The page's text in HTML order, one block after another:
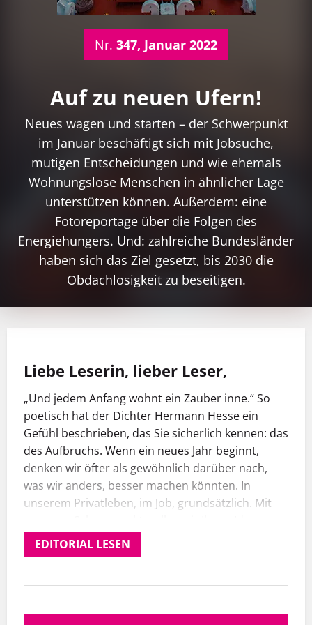
Nr. 347, Januar 2022
Auf zu neuen Ufern!
Neues wagen und starten – der Schwerpunkt
im Januar beschäftigt sich mit Jobsuche,
mutigen Entscheidungen und wie ehemals
Wohnungslose Menschen in ähnlicher Lage
unterstützen können. Außerdem: eine
Fotoreportage über die Folgen des
Energiehungers. Und: zahlreiche Bundesländer
haben sich das Ziel gesetzt, bis 2030 die
Obdachlosigkeit zu beseitigen.
Liebe Leserin, lieber Leser,
„Und jedem Anfang wohnt ein Zauber inne.“ So
poetisch hat der Dichter Hermann Hesse ein
Gefühl beschrieben, das Sie sicherlich kennen: das
des Aufbruchs. Wenn ein neues Jahr beginnt,
denken wir öfter als gewöhnlich darüber nach,
was wir anders, besser machen könnten. In
unserem Privatleben, im Job, grundsätzlich. Mit
die Hand geben, wie ein Neustart gelingen kann.
besucht: Anastasia Umrik. Die 34-Jährige hat eine
mehr Muskeln nehmen wird – und damit auch
EDITORIAL LESEN